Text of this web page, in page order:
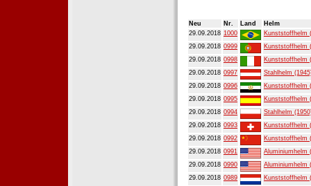
Neu Nr. Land
Helm
29.09.2018 1000
Kunststoffhelm
29.09.2018 0999
Kunststoffhelm
29.09.2018 0998
Kunststoffhelm
29.09.2018 0997
Stahlhelm
29.09.2018 0996
Kunststoffhelm
29.09.2018 0995
Kunststoffhelm
29.09.2018 0994
Stahlhelm
29.09.2018 0993
Kunststoffhelm
29.09.2018 0992
Kunststoffhelm
29.09.2018 0991
Aluminiumhelm
29.09.2018 0990
Aluminiumhelm
29.09.2018 0989
Kunststoffhelm